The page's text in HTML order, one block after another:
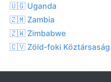
🇺🇬 Uganda
🇿🇲 Zambia
🇿🇼 Zimbabwe
🇨🇻 Zöld-foki Köztársaság